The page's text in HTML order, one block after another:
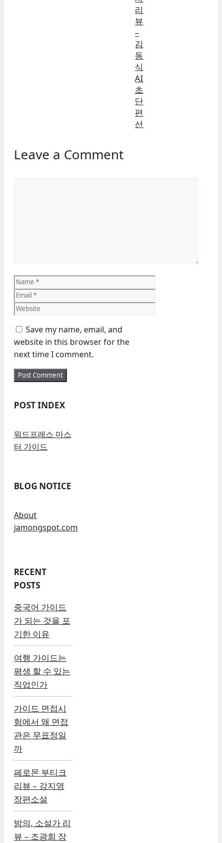
리
뷰
–
김
동
식
AI
초
단
편
선
Leave a Comment
Name
Email
Website
Save my name, email, and
website in this browser for the
next time I comment.
POST INDEX
워드프레스 마스
터 가이드
BLOG NOTICE
About
jamongspot.com
RECENT
POSTS
중국어 가이드
가 되는 것을 포
기한 이유
여행 가이드는
평생 할 수 있는
직업인가
가이드 면접시
험에서 왜 면접
관은 무표정일
까
페로몬 부티크
리뷰 – 강지영
장편소설
밤의, 소설가 리
뷰 – 조광희 장